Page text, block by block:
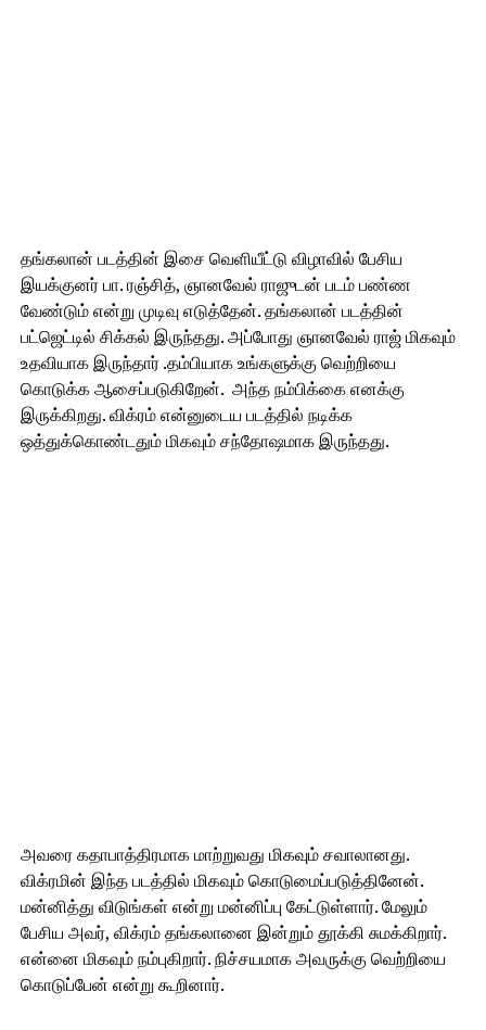
தங்கலான் படத்தின் இசை வெளியீட்டு விழாவில் பேசிய
இயக்குனர் பா. ரஞ்சித், ஞானவேல் ராஜுடன் படம் பண்ண
வேண்டும் என்று முடிவு எடுத்தேன். தங்கலான் படத்தின்
பட்ஜெட்டில் சிக்கல் இருந்தது. அப்போது ஞானவேல் ராஜ் மிகவும்
உதவியாக இருந்தார் .தம்பியாக உங்களுக்கு வெற்றியை
கொடுக்க ஆசைப்படுகிறேன். அந்த நம்பிக்கை எனக்கு
இருக்கிறது. விக்ரம் என்னுடைய படத்தில் நடிக்க
ஒத்துக்கொண்டதும் மிகவும் சந்தோஷமாக இருந்தது.
அவரை கதாபாத்திரமாக மாற்றுவது மிகவும் சவாலானது.
விக்ரமின் இந்த படத்தில் மிகவும் கொடுமைப்படுத்தினேன்.
மன்னித்து விடுங்கள் என்று மன்னிப்பு கேட்டுள்ளார். மேலும்
பேசிய அவர், விக்ரம் தங்கலானை இன்றும் தூக்கி சுமக்கிறார்.
என்னை மிகவும் நம்புகிறார். நிச்சயமாக அவருக்கு வெற்றியை
கொடுப்பேன் என்று கூறினார்.